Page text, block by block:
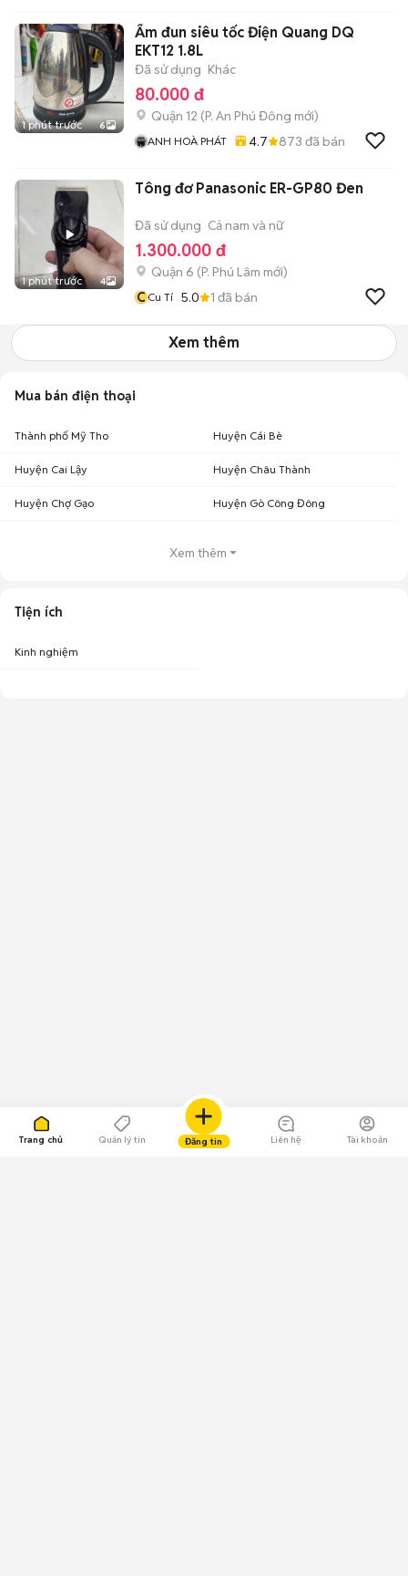
Trang chủ Quản lý tin Đăng tin Liên hệ Tài khoản
1 phút trước 6
Ấm đun siêu tốc Điện Quang DQ
EKT12 1.8L
Đã sử dụng Khác
80.000 đ
Quận 12 (P. An Phú Đông mới)
ANH HOÀ PHÁT 4.7 873 đã bán
1 phút trước 4
Tông đơ Panasonic ER-GP80 Đen
Đã sử dụng Cả nam và nữ
1.300.000 đ
Quận 6 (P. Phú Lâm mới)
CCu Tí 5.0 1 đã bán
Xem thêm
Mua bán điện thoại
Thành phố Mỹ Tho Huyện Cái Bè
Huyện Cai Lậy Huyện Châu Thành
Huyện Chợ Gạo Huyện Gò Công Đông
Xem thêm
Tiện ích
Kinh nghiệm